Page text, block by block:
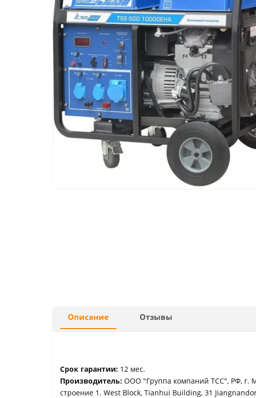
Описание Отзывы
Срок гарантии: 12 мес.
Производитель: ООО "Группа компаний ТСС", РФ, г.
строение 1. West Block, Tianhui Building, 31